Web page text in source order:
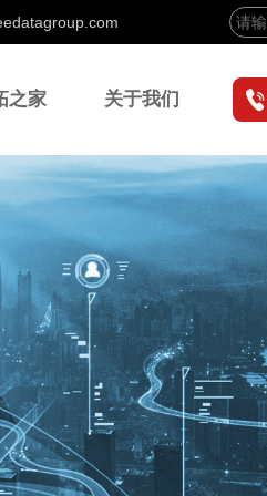
之家 关于我们